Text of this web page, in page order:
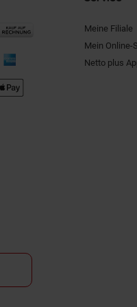
Meine Filiale
Mein Online-
Netto plus